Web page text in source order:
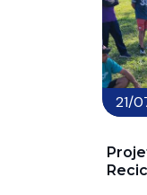
21/